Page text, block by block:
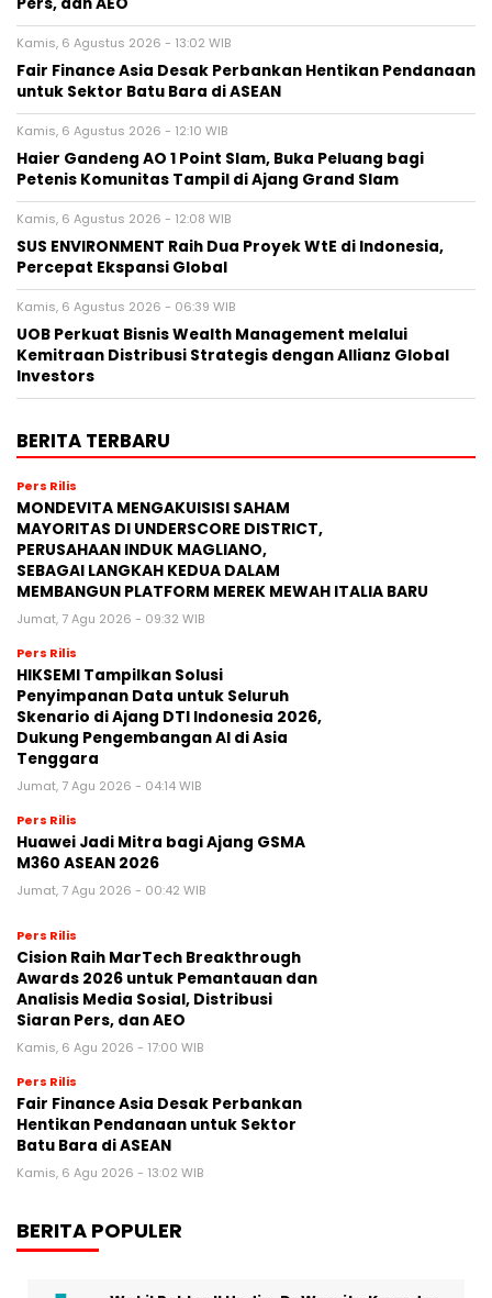
Kamis, 6 Agustus 2026 - 13:02 WIB
Fair Finance Asia Desak Perbankan Hentikan Pendanaan
untuk Sektor Batu Bara di ASEAN
Kamis, 6 Agustus 2026 - 12:10 WIB
Haier Gandeng AO 1 Point Slam, Buka Peluang bagi
Petenis Komunitas Tampil di Ajang Grand Slam
Kamis, 6 Agustus 2026 - 12:08 WIB
SUS ENVIRONMENT Raih Dua Proyek WtE di Indonesia,
Percepat Ekspansi Global
Kamis, 6 Agustus 2026 - 06:39 WIB
UOB Perkuat Bisnis Wealth Management melalui
Kemitraan Distribusi Strategis dengan Allianz Global
Investors
BERITA TERBARU
Pers Rilis
MONDEVITA MENGAKUISISI SAHAM
MAYORITAS DI UNDERSCORE DISTRICT,
PERUSAHAAN INDUK MAGLIANO,
SEBAGAI LANGKAH KEDUA DALAM
MEMBANGUN PLATFORM MEREK MEWAH ITALIA BARU
Jumat, 7 Agu 2026 - 09:32 WIB
Pers Rilis
HIKSEMI Tampilkan Solusi
Penyimpanan Data untuk Seluruh
Skenario di Ajang DTI Indonesia 2026,
Dukung Pengembangan AI di Asia
Tenggara
Jumat, 7 Agu 2026 - 04:14 WIB
Pers Rilis
Huawei Jadi Mitra bagi Ajang GSMA
M360 ASEAN 2026
Jumat, 7 Agu 2026 - 00:42 WIB
Pers Rilis
Cision Raih MarTech Breakthrough
Awards 2026 untuk Pemantauan dan
Analisis Media Sosial, Distribusi
Siaran Pers, dan AEO
Kamis, 6 Agu 2026 - 17:00 WIB
Pers Rilis
Fair Finance Asia Desak Perbankan
Hentikan Pendanaan untuk Sektor
Batu Bara di ASEAN
Kamis, 6 Agu 2026 - 13:02 WIB
BERITA POPULER